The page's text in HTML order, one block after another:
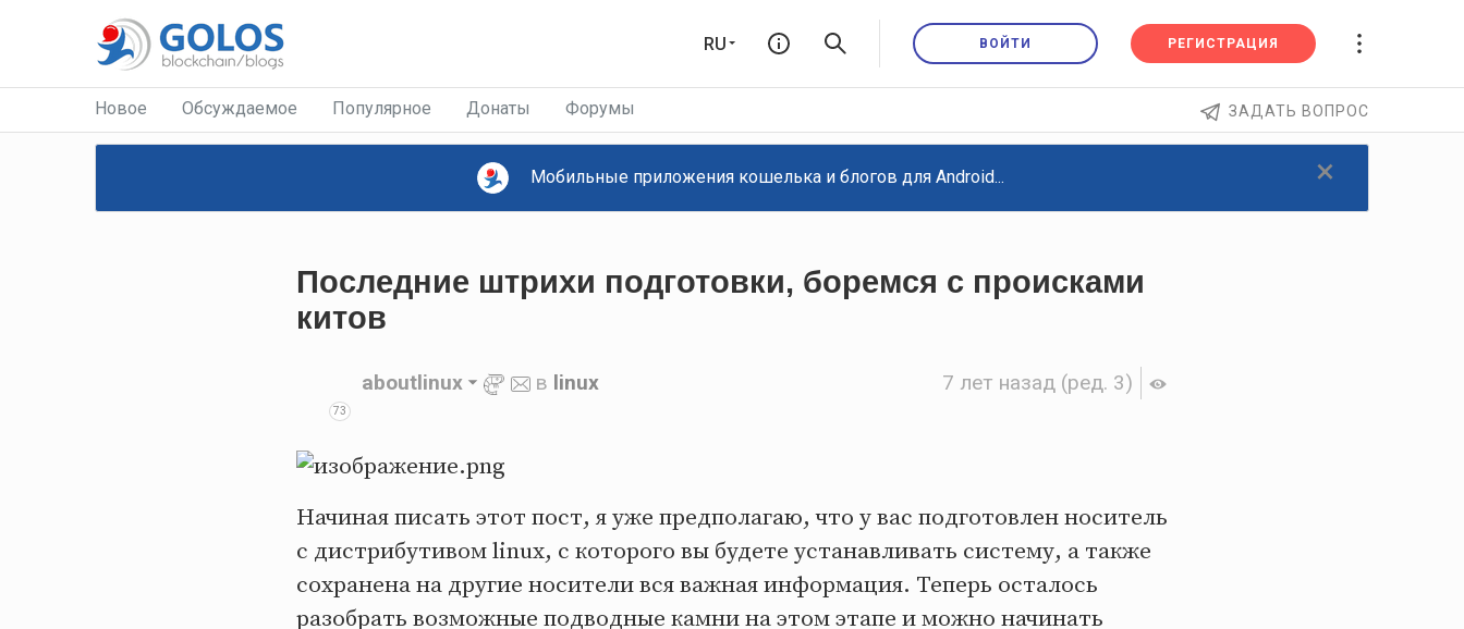
RU ВОЙТИ РЕГИСТРАЦИЯ
ЗАДАТЬ ВОПРОС
Новое Обсуждаемое Популярное Донаты Форумы
×
Мобильные приложения кошелька и блогов для Android...
Последние штрихи подготовки, боремся с происками
китов
7 лет назад (ред. 3)
73
aboutlinux в linux
Начиная писать этот пост, я уже предполагаю, что у вас подготовлен носитель
с дистрибутивом linux, с которого вы будете устанавливать систему, а также
сохранена на другие носители вся важная информация. Теперь осталось
разобрать возможные подводные камни на этом этапе и можно начинать